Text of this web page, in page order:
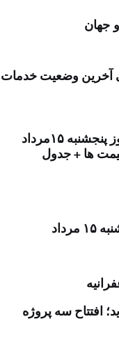
جهان
آخرین وضعیت خدمات
قیمت طلا و سکه امروز پنجشنبه ۱۵مرداد
افتتاح سه پروژه